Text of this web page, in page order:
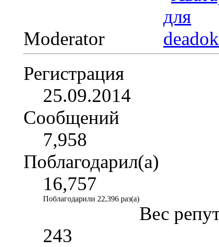
Moderator
Регистрация
25.09.2014
Сообщений
7,958
Поблагодарил(а)
16,757
Поблагодарили 22,396 раз(а)
Вес
243